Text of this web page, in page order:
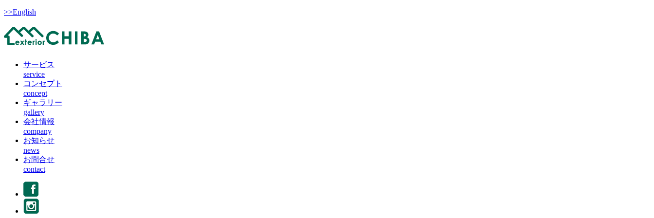
>>English
サービス
service
コンセプト
concept
ギャラリー
gallery
会社情報
company
お知らせ
news
お問合せ
contact